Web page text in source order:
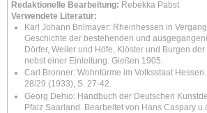
Redaktionelle Bearbeitung: Rebekka Pabst
Verwendete Literatur:
Karl Johann Brilmayer: Rheinhessen in
Geschichte der bestehenden und
Dörfer, Weiler und Höfe, Klöster und Burgen
nebst einer Einleitung. Gießen 1905.
Carl Bronner: Wohntürme im Volksstaat
28/29 (1933), S. 27-42.
Georg Dehio: Handbuch der Deutschen
Pfalz Saarland. Bearbeitet von Hans Caspary